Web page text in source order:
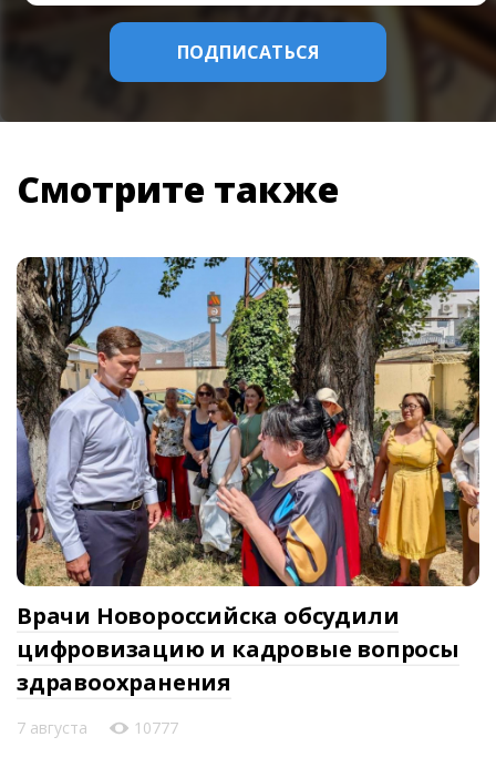
Смотрите также
Врачи Новороссийска обсудили
цифровизацию и кадровые вопросы
здравоохранения
7 августа 10777